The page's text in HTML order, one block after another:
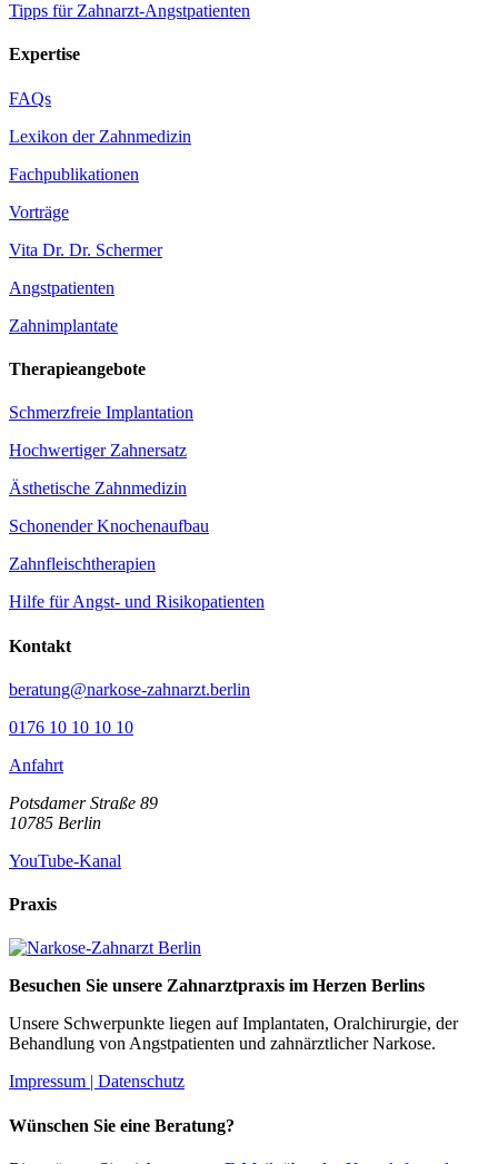
Tipps für Zahnarzt-Angstpatienten
Expertise
FAQs
Lexikon der Zahnmedizin
Fachpublikationen
Vorträge
Vita Dr. Dr. Schermer
Angstpatienten
Zahnimplantate
Therapieangebote
Schmerzfreie Implantation
Hochwertiger Zahnersatz
Ästhetische Zahnmedizin
Schonender Knochenaufbau
Zahnfleischtherapien
Hilfe für Angst- und Risikopatienten
Kontakt
beratung@narkose-zahnarzt.berlin
0176 10 10 10 10
Anfahrt
Potsdamer Straße 89
10785 Berlin
YouTube-Kanal
Praxis
Besuchen Sie unsere Zahnarztpraxis im Herzen Berlins
Unsere Schwerpunkte liegen auf Implantaten, Oralchirurgie, der
Behandlung von Angstpatienten und zahnärztlicher Narkose.
Impressum | Datenschutz
Wünschen Sie eine Beratung?